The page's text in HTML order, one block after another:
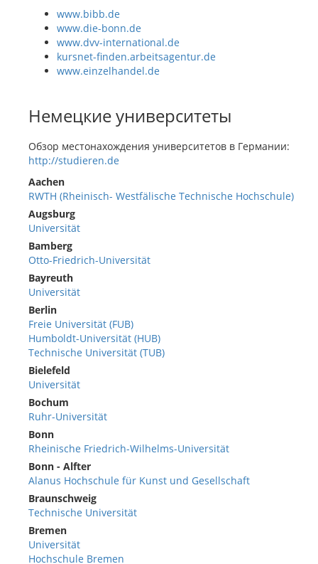
www.bibb.de
www.die-bonn.de
www.dvv-international.de
kursnet-finden.arbeitsagentur.de
www.einzelhandel.de
Немецкие университеты
Обзор местонахождения университетов в Германии:
http://studieren.de
Aachen
RWTH (Rheinisch- Westfälische Technische Hochschule)
Augsburg
Universität
Bamberg
Otto-Friedrich-Universität
Bayreuth
Universität
Berlin
Freie Universität (FUB)
Humboldt-Universität (HUB)
Technische Universität (TUB)
Bielefeld
Universität
Bochum
Ruhr-Universität
Bonn
Rheinische Friedrich-Wilhelms-Universität
Bonn - Alfter
Alanus Hochschule für Kunst und Gesellschaft
Braunschweig
Technische Universität
Bremen
Universität
Hochschule Bremen